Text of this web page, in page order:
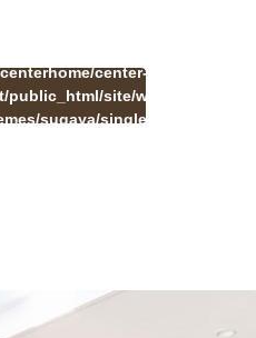
center-
public_html/site/wp-
sugaya/single.php